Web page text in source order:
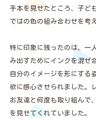
手本を見せたところ、子ど
ではの色の組み合わせを考
特に印象に残ったのは、一
み出すためにインクを混ぜ
自分のイメージを形にする
欲に感心させられました。
お友達と何度も取り組んで
を見せてくれていました。